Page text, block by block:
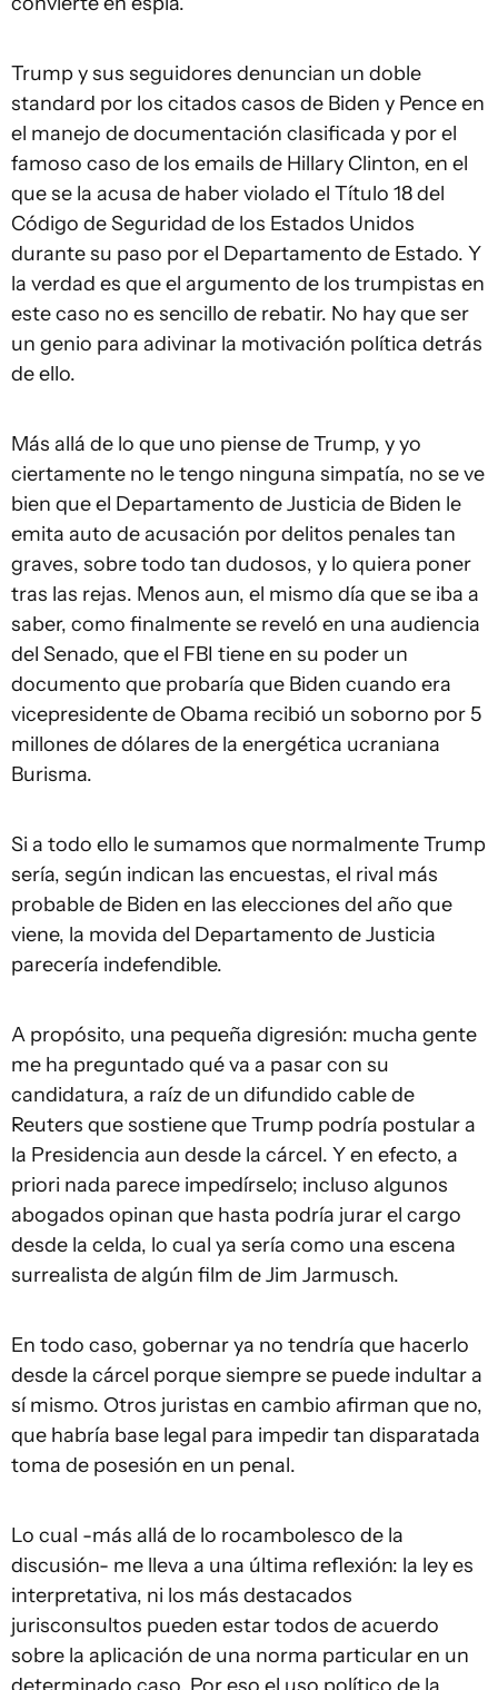
Trump y sus seguidores denuncian un doble
standard por los citados casos de Biden y Pence en
el manejo de documentación clasificada y por el
famoso caso de los emails de Hillary Clinton, en el
que se la acusa de haber violado el Título 18 del
Código de Seguridad de los Estados Unidos
durante su paso por el Departamento de Estado. Y
la verdad es que el argumento de los trumpistas en
este caso no es sencillo de rebatir. No hay que ser
un genio para adivinar la motivación política detrás
de ello.
Más allá de lo que uno piense de Trump, y yo
ciertamente no le tengo ninguna simpatía, no se ve
bien que el Departamento de Justicia de Biden le
emita auto de acusación por delitos penales tan
graves, sobre todo tan dudosos, y lo quiera poner
tras las rejas. Menos aun, el mismo día que se iba a
saber, como finalmente se reveló en una audiencia
del Senado, que el FBI tiene en su poder un
documento que probaría que Biden cuando era
vicepresidente de Obama recibió un soborno por 5
millones de dólares de la energética ucraniana
Burisma.
Si a todo ello le sumamos que normalmente Trump
sería, según indican las encuestas, el rival más
probable de Biden en las elecciones del año que
viene, la movida del Departamento de Justicia
parecería indefendible.
A propósito, una pequeña digresión: mucha gente
me ha preguntado qué va a pasar con su
candidatura, a raíz de un difundido cable de
Reuters que sostiene que Trump podría postular a
la Presidencia aun desde la cárcel. Y en efecto, a
priori nada parece impedírselo; incluso algunos
abogados opinan que hasta podría jurar el cargo
desde la celda, lo cual ya sería como una escena
surrealista de algún film de Jim Jarmusch.
En todo caso, gobernar ya no tendría que hacerlo
desde la cárcel porque siempre se puede indultar a
sí mismo. Otros juristas en cambio afirman que no,
que habría base legal para impedir tan disparatada
toma de posesión en un penal.
Lo cual -más allá de lo rocambolesco de la
discusión- me lleva a una última reflexión: la ley es
interpretativa, ni los más destacados
jurisconsultos pueden estar todos de acuerdo
sobre la aplicación de una norma particular en un